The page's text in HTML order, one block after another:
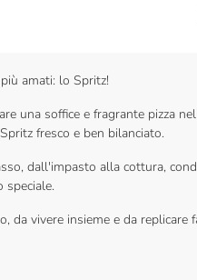
amati: lo Spritz!
una soffice e fragrante pizza
fresco e ben bilanciato.
dall'impasto alla cottura,
da vivere insieme e da replicare